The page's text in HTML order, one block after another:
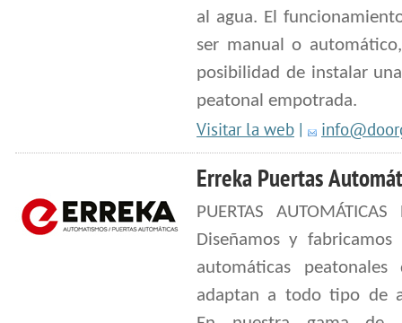
al agua. El
ser manual o
posibilidad de instalar
peatonal empotrada.
Visitar la web |
Erreka Puertas
PUERTAS AUTOMÁTICAS
Diseñamos y fabricamos
automáticas peatonales
adaptan a todo tipo de